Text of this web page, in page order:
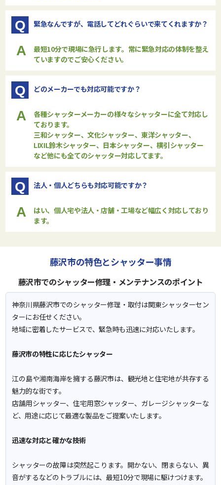
Q 緊急なんですが、電話してどれぐらいで来てくれますか？
A
最短10分で現場に急行します。常に緊急対応の体制を整え
ていますのでご安心ください。
Q どのメーカーでも対応可能ですか？
A
各種シャッターメーカーの様々なシャッターに全て対応し
ております。
三和シャッター、文化シャッター、東洋シャッター、
LIXIL鈴木シャッター、日本シャッター、横引シャッター
など他にも全てのシャッター対応してます。
Q 法人・個人どちらも対応可能ですか？
A
はい、個人宅や法人・店舗・工場など幅広く対応しており
ます。
藤沢市の特色とシャッター事情
藤沢市でのシャッター修理・メンテナンスのポイント
神奈川県藤沢市でのシャッター修理・取付は関東シャッターセン
ターにお任せください。
地域に密着したサービスで、緊急時も迅速に対応いたします。
藤沢市の特性に応じたシャッター
江の島や湘南海岸を擁する藤沢市は、観光地と住宅地が共存する
魅力的な街です。
店舗用シャッター、住宅用窓シャッター、ガレージシャッターな
ど、用途に応じて最適な製品をご提案いたします。
迅速な対応と確かな技術
シャッターの故障は突然起こります。開かない、閉まらない、異
音がするなどのトラブルには、最短10分で現場に駆けつけます。